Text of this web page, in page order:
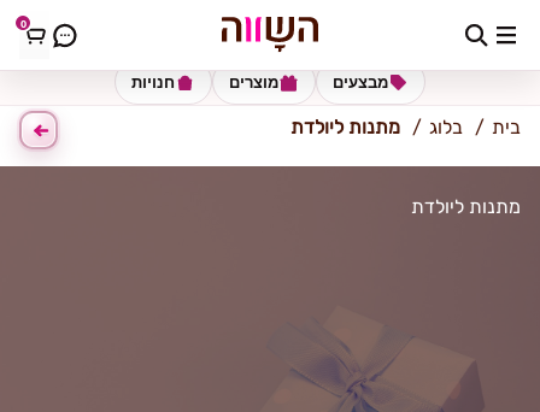
0 כתובת למשלוח הזינו כתובת
חנויות מוצרים מבצעים
בית בלוג מתנות ליולדת
מתנות ליולדת